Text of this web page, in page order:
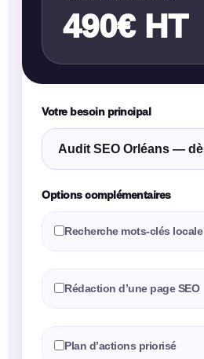
490€ HT
Votre besoin principal
Options complémentaires
Recherche mots-clés locale
Rédaction d’une page SEO
Plan d’actions priorisé